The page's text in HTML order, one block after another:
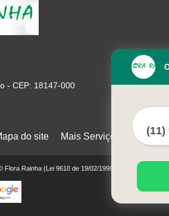
- CEP: 18147-000
do site Mais Serviços
Rainha (Lei 9610 de 19/02/1998)